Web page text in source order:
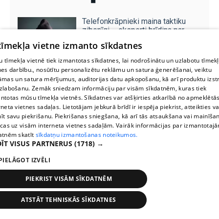
Telefonkrāpnieki maina taktiku
zibenīgi – eksperti brīdina par
Latvija izdevusi Lielbritānijai
Dolāru Aleksanderu, kuru tiesā
par maza puikas nāvējošu
sabraukšanu
Stops Times
vietne izmanto sīkdatnes
tīmekļa vietnē tiek izmantotas sīkdatnes, lai nodrošinātu un uzlabotu
darbību., nosūtītu personalizētu reklāmu un satura ģenerēšanai, veiktu
un satura mērījumus, auditorijas datu apkopošanu, kā arī produktu
Zemāk sniedzam informāciju par visām sīkdatnēm, kuras tiek
mūsu tīmekļa vietnēs. Sīkdatnes var atšķirties atkarībā no
vietnes sadaļas. Lietotājam jebkurā brīdī ir iespēja piekrist, atteikties
savu piekrišanu. Piekrišanas sniegšana, kā arī tās atsaukšana vai
uz visām interneta vietnes sadaļām. Vairāk informācijas par
skatīt sīkdatņu izmantošanas noteikumos.
VISUS PARTNERUS (1718) →
IZVĒLI
PIEKRIST VISĀM SĪKDATNĒM
ATSTĀT TEHNISKĀS SĪKDATNES